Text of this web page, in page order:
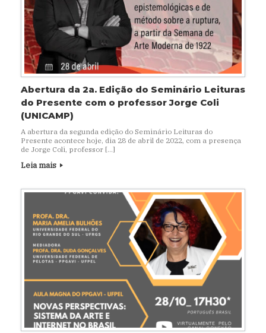
Abertura da 2a. Edição do Seminário Leituras
do Presente com o professor Jorge Coli
(UNICAMP)
A abertura da segunda edição do Seminário Leituras do
Presente acontece hoje, dia 28 de abril de 2022, com a presença
de Jorge Coli, professor […]
Leia mais